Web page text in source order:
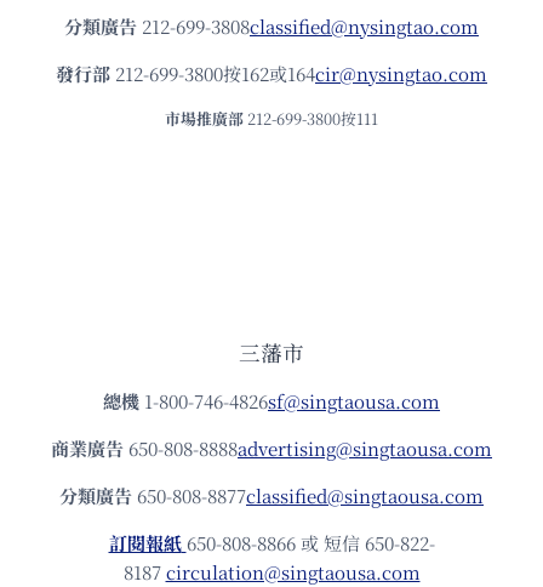
分類廣告 212-699-3808classified@nysingtao.com
發⾏部 212-699-3800按162或164cir@nysingtao.com
市場推廣部 212-699-3800按111
三藩市
總機 1-800-746-4826sf@singtaousa.com
商業廣告 650-808-8888advertising@singtaousa.com
分類廣告 650-808-8877classified@singtaousa.com
訂閱報紙 650-808-8866 或 短信 650-822-
8187circulation@singtaousa.com